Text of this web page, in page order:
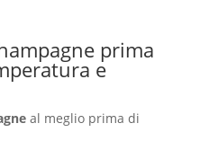
prima
e
al meglio prima di